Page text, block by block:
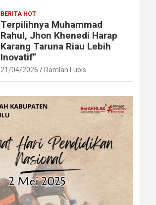
BERITA HOT
Terpilihnya Muhammad
Rahul, Jhon Khenedi Harap
Karang Taruna Riau Lebih
Inovatif”
21/04/2026 Ramlan Lubis